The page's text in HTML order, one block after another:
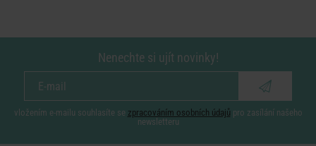
Nenechte si ujít novinky!
vložením e-mailu souhlasíte se zpracováním osobních údajů pro zasílání našeho
newsletteru